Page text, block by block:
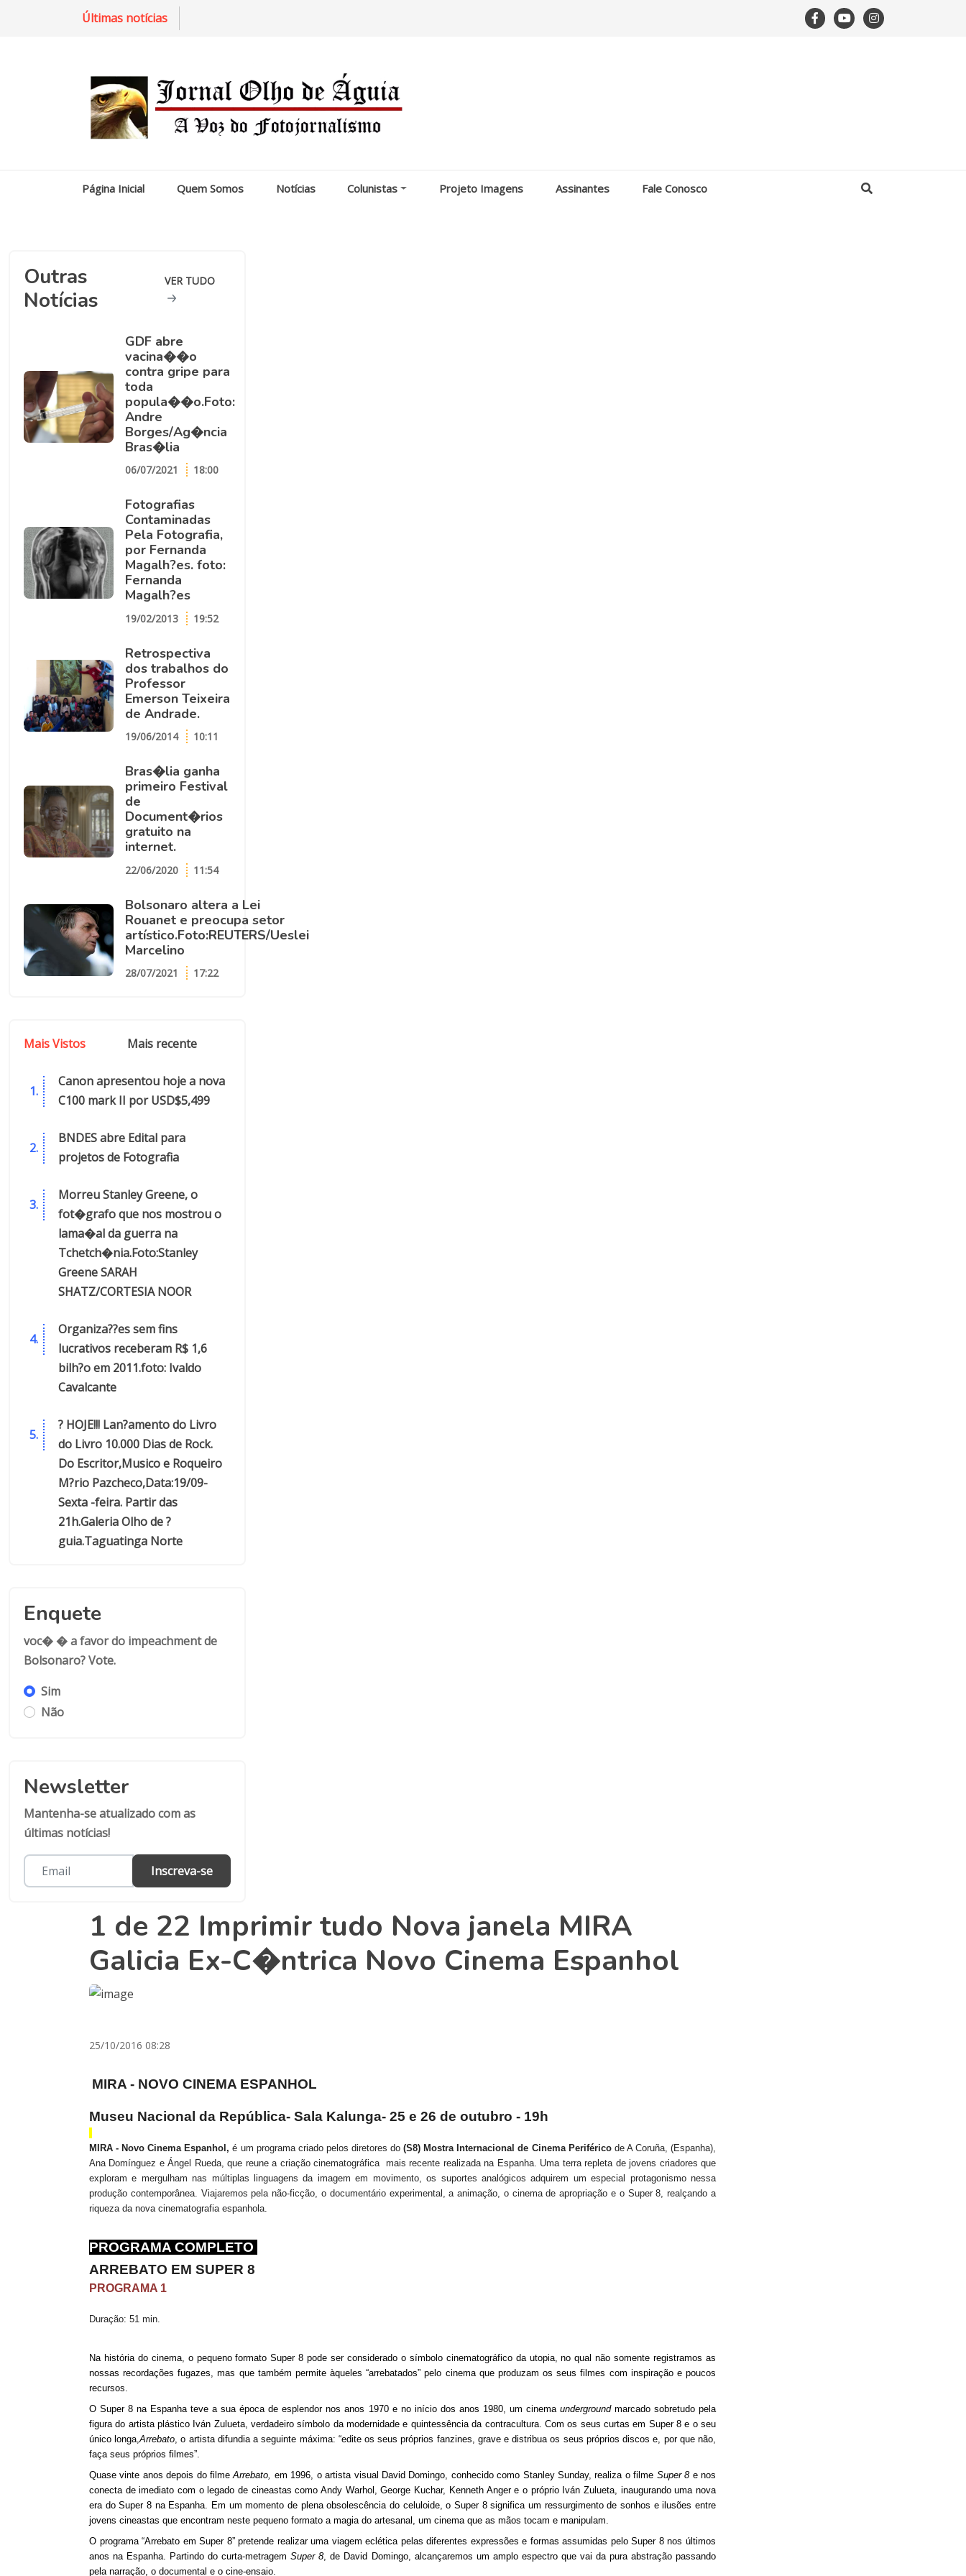
Últimas notícias
Página Inicial Quem Somos Notícias Colunistas Projeto Imagens Assinantes Fale Conosco
1 de 22 Imprimir tudo Nova janela MIRA
Galicia Ex-C�ntrica Novo Cinema Espanhol
25/10/2016 08:28
MIRA - NOVO CINEMA ESPANHOL
Museu Nacional da República- Sala Kalunga- 25 e 26 de outubro - 19h
MIRA - Novo Cinema Espanhol,é um programa criado pelos diretores do (S8) Mostra Internacional de Cinema Periféricode A Coruña, (Espanha),
Ana Domínguez e Ángel Rueda, que reune a criação cinematográfica mais recente realizada na Espanha. Uma terra repleta de jovens criadores que
exploram e mergulham nas múltiplas linguagens da imagem em movimento, os suportes analógicos adquirem um especial protagonismo nessa
produção contemporânea. Viajaremos pela não-ficção, o documentário experimental, a animação, o cinema de apropriação e o Super 8, realçando a
riqueza da nova cinematografia espanhola.
PROGRAMA COMPLETO
ARREBATO EM SUPER 8
PROGRAMA 1
Duração: 51 min.
Na história do cinema, o pequeno formato Super 8 pode ser considerado o símbolo cinematográfico da utopia, no qual não somente registramos as
nossas recordações fugazes, mas que também permite àqueles “arrebatados” pelo cinema que produzam os seus filmes com inspiração e poucos
recursos.
O Super 8 na Espanha teve a sua época de esplendor nos anos 1970 e no início dos anos 1980, um cinema undergroundmarcado sobretudo pela
figura do artista plástico Iván Zulueta, verdadeiro símbolo da modernidade e quintessência da contracultura. Com os seus curtas em Super 8 e o seu
único longa,Arrebato , o artista difundia a seguinte máxima: “edite os seus próprios fanzines, grave e distribua os seus próprios discos e, por que não,
faça seus próprios filmes”.
Quase vinte anos depois do filmeArrebato, em 1996, o artista visual David Domingo, conhecido como Stanley Sunday, realiza o filme Super 8e nos
conecta de imediato com o legado de cineastas como Andy Warhol, George Kuchar, Kenneth Anger e o próprio Iván Zulueta, inaugurando uma nova
era do Super 8 na Espanha. Em um momento de plena obsolescência do celuloide, o Super 8 significa um ressurgimento de sonhos e ilusões entre
jovens cineastas que encontram neste pequeno formato a magia do artesanal, um cinema que as mãos tocam e manipulam.
O programa “Arrebato em Super 8” pretende realizar uma viagem eclética pelas diferentes expressões e formas assumidas pelo Super 8 nos últimos
anos na Espanha. Partindo do curta-metragemSuper 8, de David Domingo, alcançaremos um amplo espectro que vai da pura abstração passando
pela narração, o documental e o cine-ensaio.
Outras
Notícias
VER TUDO
GDF abre
vacina��o
contra gripe para
toda
popula��o.Foto:
Andre
Borges/Ag�ncia
Bras�lia
06/07/2021 18:00
Fotografias
Contaminadas
Pela Fotografia,
por Fernanda
Magalh?es. foto:
Fernanda
Magalh?es
19/02/2013 19:52
Retrospectiva
dos trabalhos do
Professor
Emerson Teixeira
de Andrade.
19/06/2014 10:11
Bras�lia ganha
primeiro Festival
de
Document�rios
gratuito na
internet.
22/06/2020 11:54
Bolsonaro altera a Lei
Rouanet e preocupa setor
artístico.Foto:REUTERS/Ueslei
Marcelino
28/07/2021 17:22
Mais Vistos Mais recente
Canon apresentou hoje a nova
C100 mark II por USD$5,499
BNDES abre Edital para
projetos de Fotografia
Morreu Stanley Greene, o
fot�grafo que nos mostrou o
lama�al da guerra na
Tchetch�nia.Foto:Stanley
Greene SARAH
SHATZ/CORTESIA NOOR
Organiza??es sem fins
lucrativos receberam R$ 1,6
bilh?o em 2011.foto: Ivaldo
Cavalcante
? HOJE!!! Lan?amento do Livro
do Livro 10.000 Dias de Rock.
Do Escritor,Musico e Roqueiro
M?rio Pazcheco,Data:19/09-
Sexta -feira. Partir das
21h.Galeria Olho de ?
guia.Taguatinga Norte
Enquete
voc� � a favor do impeachment de
Bolsonaro? Vote.
Sim
Não
Newsletter
Mantenha-se atualizado com as
últimas notícias!
Inscreva-se